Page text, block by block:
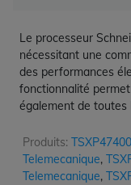
Le processeur
nécessitant une
des performances
fonctionnalité
également de toutes
Produits:
Telemecanique,
Telemecanique,